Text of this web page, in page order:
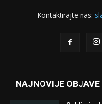
Kontaktirajte nas:
NAJNOVIJE OBJAVE